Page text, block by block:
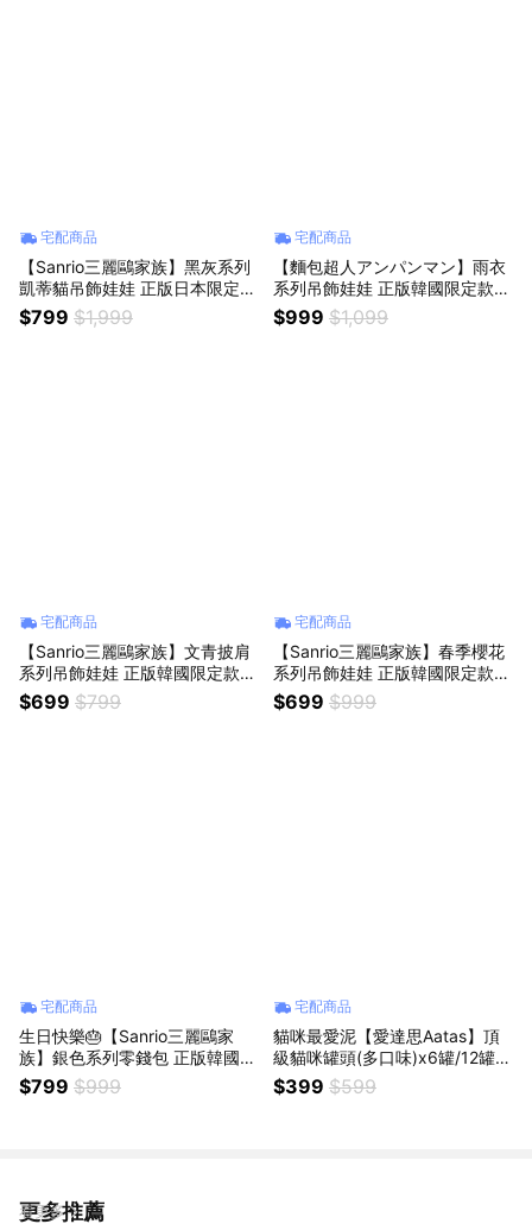
宅配商品
【Sanrio三麗鷗家族】黑灰系列
凱蒂貓吊飾娃娃 正版日本限定款
hellokitty鑰匙圈吊飾 絨毛公仔
收藏 女朋友送禮朋友生日禮物
$799 $1,999
宅配商品
【麵包超人アンパンマン】雨衣
系列吊飾娃娃 正版韓國限定款
紅豆麵包 包包吊飾 背包掛飾 手
提包配飾 斜肩包裝飾 絨毛娃娃
$999 $1,099
宅配商品
【Sanrio三麗鷗家族】文青披肩
系列吊飾娃娃 正版韓國限定款
大耳狗 帕洽狗 庫洛米 布丁狗 凱
蒂貓 美樂蒂 背包吊飾掛飾配飾
$699 $799
宅配商品
【Sanrio三麗鷗家族】春季櫻花
系列吊飾娃娃 正版韓國限定款
大耳狗 人魚漢頓 帕洽狗 酷洛米
凱蒂貓hello kitty 美樂蒂 布丁狗
$699 $999
宅配商品
生日快樂🎂【Sanrio三麗鷗家
族】銀色系列零錢包 正版韓國限
定款 耳機保護套 迷你零錢包 美
樂蒂 大耳狗 庫洛米 帕恰狗 凱蒂
$799 $999
宅配商品
貓咪最愛泥【愛達思Aatas】頂
級貓咪罐頭(多口味)x6罐/12罐
鮪魚/牛肉/南瓜/嫩雞/鮭魚/鯖魚
全齡貓皆可食用 貓肉泥條 貓咪
$399 $599
更多推薦
看更多